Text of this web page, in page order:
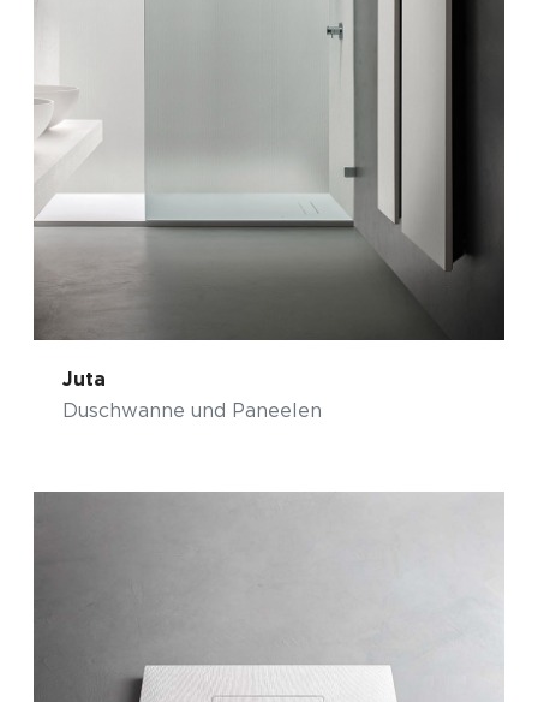
Juta
Duschwanne und Paneelen